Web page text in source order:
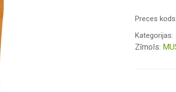
Preces kods:
Kategorijas:
Zīmols: